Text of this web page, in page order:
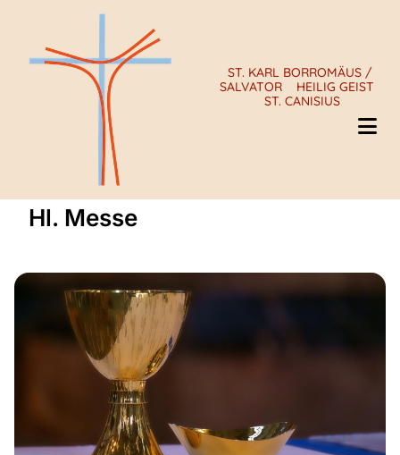
ST. KARL BORROMÄUS /
SALVATOR
HEILIG GEIST
ST. CANISIUS
Hl. Messe